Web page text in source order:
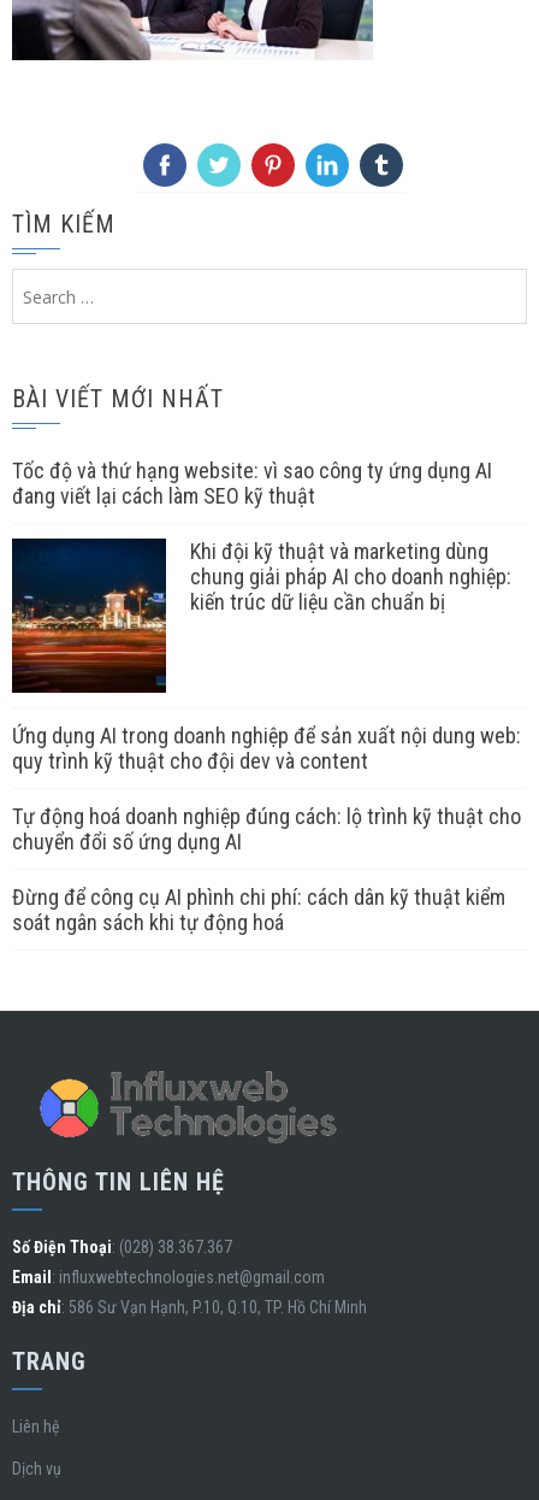
TÌM KIẾM
BÀI VIẾT MỚI NHẤT
Tốc độ và thứ hạng website: vì sao công ty ứng dụng AI
đang viết lại cách làm SEO kỹ thuật
Khi đội kỹ thuật và marketing dùng
chung giải pháp AI cho doanh nghiệp:
kiến trúc dữ liệu cần chuẩn bị
Ứng dụng AI trong doanh nghiệp để sản xuất nội dung web:
quy trình kỹ thuật cho đội dev và content
Tự động hoá doanh nghiệp đúng cách: lộ trình kỹ thuật cho
chuyển đổi số ứng dụng AI
Đừng để công cụ AI phình chi phí: cách dân kỹ thuật kiểm
soát ngân sách khi tự động hoá
THÔNG TIN LIÊN HỆ
Số Điện Thoại: (028) 38.367.367
Email : influxwebtechnologies.net@gmail.com
Địa chỉ: 586 Sư Vạn Hạnh, P.10, Q.10, TP. Hồ Chí Minh
TRANG
Liên hệ
Dịch vụ